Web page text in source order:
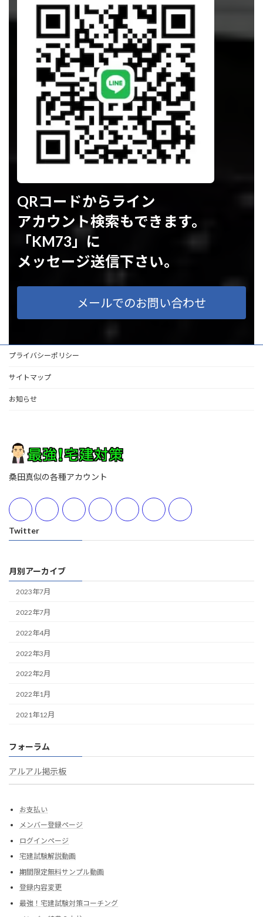
QRコードからライン
アカウント検索もできます。
「KM73」に
メッセージ送信下さい。
メールでのお問い合わせ
プライバシーポリシー
サイトマップ
お知らせ
桑田真似の各種アカウント
Twitter
月別アーカイブ
2023年7月
2022年7月
2022年4月
2022年3月
2022年2月
2022年1月
2021年12月
フォーラム
アルアル掲示板
お支払い
メンバー登録ページ
ログインページ
宅建試験解説動画
期間限定無料サンプル動画
登録内容変更
最強！宅建試験対策コーチング